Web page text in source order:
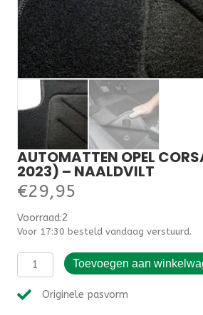
AUTOMATTEN OPEL
2023) – NAALDVILT
€29,95
Voorraad:2
Voor 17:30 besteld vandaag verstuurd.
Automatten
Opel
Corsa
F
Toevoegen aan
Originele pasvorm